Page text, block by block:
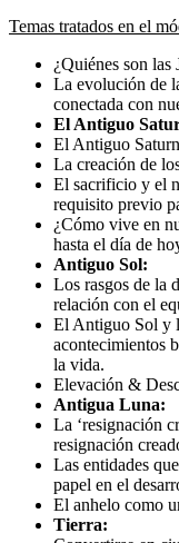
Temas tratados en el
¿Quiénes son las
La evolución de
conectada con
El Antiguo
El Antiguo
La creación de
El sacrificio y el
requisito previo
¿Cómo vive en
hasta el día de
Antiguo Sol:
Los rasgos de la
relación con el
El Antiguo Sol y
acontecimientos
la vida.
Elevación &
Antigua Luna:
La ‘resignación
resignación
Las entidades
papel en el
El anhelo como
Tierra: